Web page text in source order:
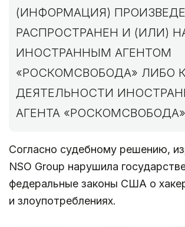
(ИНФОРМАЦИЯ)
РАСПРОСТРАНЕН И (ИЛИ)
ИНОСТРАННЫМ АГЕНТОМ
«РОСКОМСВОБОДА» ЛИБО
ДЕЯТЕЛЬНОСТИ
АГЕНТА
Согласно судебному решению,
NSO Group нарушила
федеральные законы США о
и злоупотреблениях.